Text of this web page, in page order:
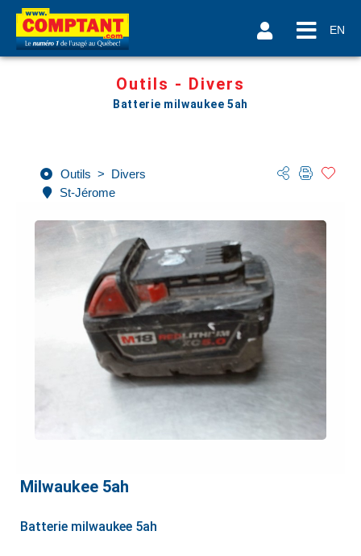
EN
Outils - Divers
Batterie milwaukee 5ah
Outils > Divers
St-Jérome
Milwaukee 5ah
Batterie milwaukee 5ah